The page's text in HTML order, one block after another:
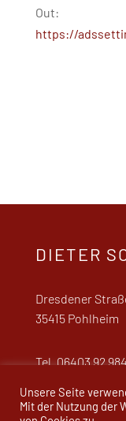
Out:
https://
DIETER
Dresdener
35415 Pohlheim
Tel. 06403 92
Unsere Seite
Mit der Nutzung der